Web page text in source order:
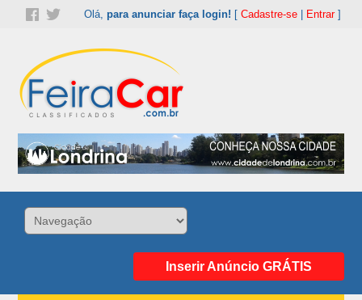
Olá, para anunciar faça login! [ Cadastre-se| Entrar]
Inserir Anúncio GRÁTIS